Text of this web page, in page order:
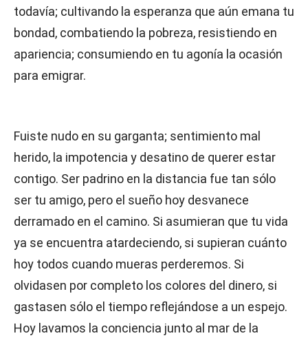
todavía; cultivando la esperanza que aún emana tu
bondad, combatiendo la pobreza, resistiendo en
apariencia; consumiendo en tu agonía la ocasión
para emigrar.
Fuiste nudo en su garganta; sentimiento mal
herido, la impotencia y desatino de querer estar
contigo. Ser padrino en la distancia fue tan sólo
ser tu amigo, pero el sueño hoy desvanece
derramado en el camino. Si asumieran que tu vida
ya se encuentra atardeciendo, si supieran cuánto
hoy todos cuando mueras perderemos. Si
olvidasen por completo los colores del dinero, si
gastasen sólo el tiempo reflejándose a un espejo.
Hoy lavamos la conciencia junto al mar de la